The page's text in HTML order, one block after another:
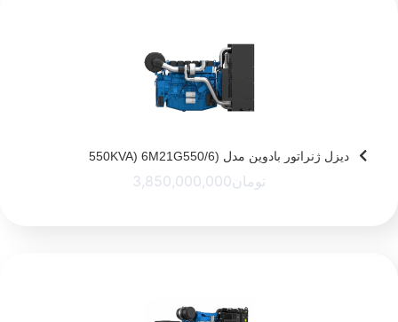
دیزل ژنراتور بادوین مدل (550KVA) 6M21G550/6
تومان3,850,000,000